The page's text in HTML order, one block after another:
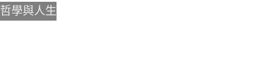
學與人生